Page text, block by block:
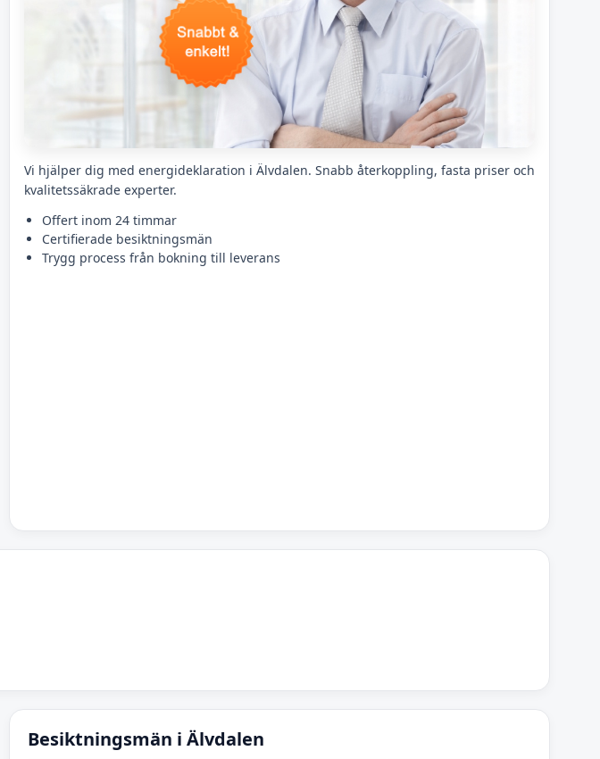
Vi hjälper dig med energideklaration i Älvdalen. Snabb återkoppling, fasta priser och
kvalitetssäkrade experter.
Offert inom 24 timmar
Certifierade besiktningsmän
Trygg process från bokning till leverans
Besiktningsmän i Älvdalen